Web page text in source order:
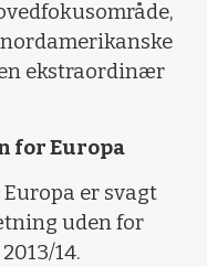
ekstraordinær
for Europa
er svagt
uden for
14.